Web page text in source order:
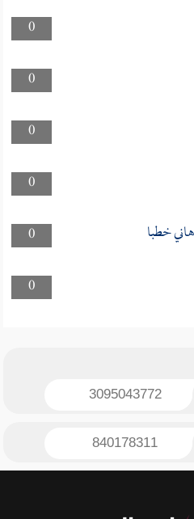
0
0
0
0
0
خطبا
0
3095043772
840178311